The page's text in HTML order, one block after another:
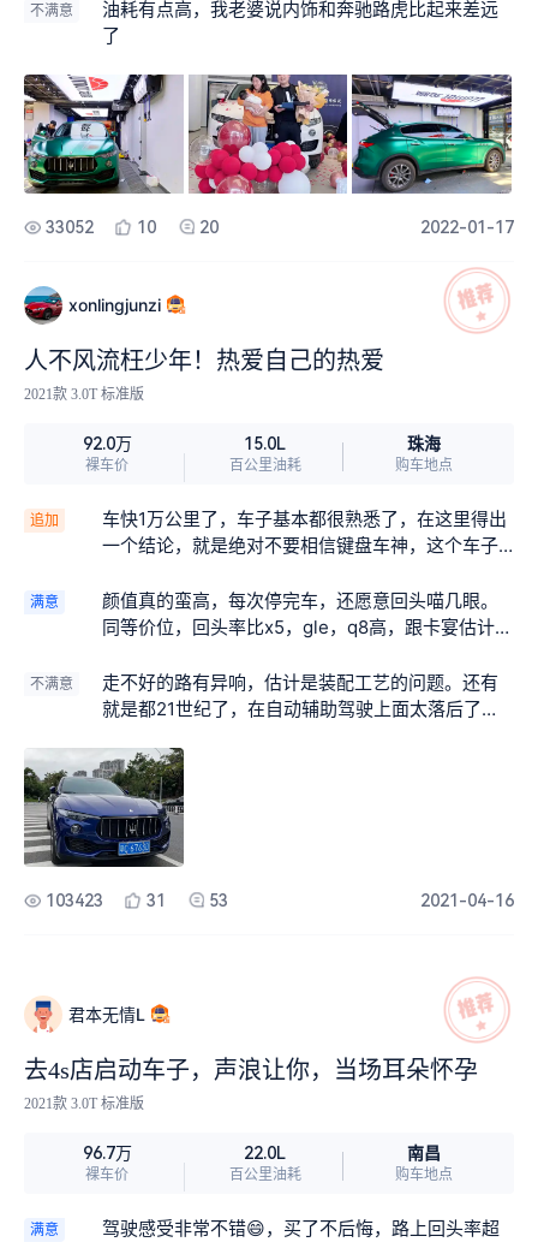
不满意
油耗有点高，我老婆说内饰和奔驰路虎比起来差远
了
33052 10 20 2022-01-17
xonlingjunzi
人不风流枉少年！热爱自己的热爱
2021款 3.0T 标准版
92.0万
裸车价
15.0L
百公里油耗
珠海
购车地点
追加
车快1万公里了，车子基本都很熟悉了，在这里得出
一个结论，就是绝对不要相信键盘车神，这个车子
了。最满意的就是动力响应，得益于zf的变速箱，
加速换挡一气呵成，之前试驾的奔驰gle450，揽
踩一脚下去，把转速拉起来，动力就源源不断。还
有这个空气悬架的加持，随着车速不断调整车身高
大利车品控是没有德系车好，但他们在看不到的地
方真的比德系车舍得用料。德国人太鸡贼了，大概
率是跟某国合资久了，把精髓都学走了。这个车唯
一不满意就是两点，一是声浪，相比19款之前的国
五车小了至少一半，开运动模式也基本咕噜咕噜而
已，有趣的灵魂少了一半。但想想后面基本都是2.0t
加48v混动，心里又舒服了。不过人家油耗下来1/
的坚持（买的时候被身边至少5个朋友劝退，现在他
们开我车都说好，我是对的）
满意
颜值真的蛮高，每次停完车，还愿意回头喵几眼。
同等价位，回头率比x5，gle，q8高，跟卡宴估计差
能碰到的地方都是软的，还是比较满意的。
不满意
走不好的路有异响，估计是装配工艺的问题。还有
就是都21世纪了，在自动辅助驾驶上面太落后了，
死人，acc都要61800，这点奔驰就好多了。
103423 31 53 2021-04-16
君本无情L
去4s店启动车子，声浪让你，当场耳朵怀孕
2021款 3.0T 标准版
96.7万
裸车价
22.0L
百公里油耗
南昌
购车地点
满意
驾驶感受非常不错😄，买了不后悔，路上回头率超